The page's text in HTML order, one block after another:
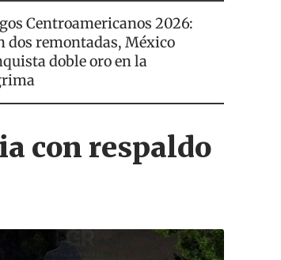
ó
Centroamericanos 2026:
dos remontadas, México
doble oro en la
con respaldo